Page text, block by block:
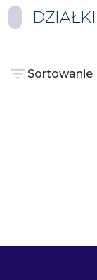
DZIAŁKI
Sortowanie